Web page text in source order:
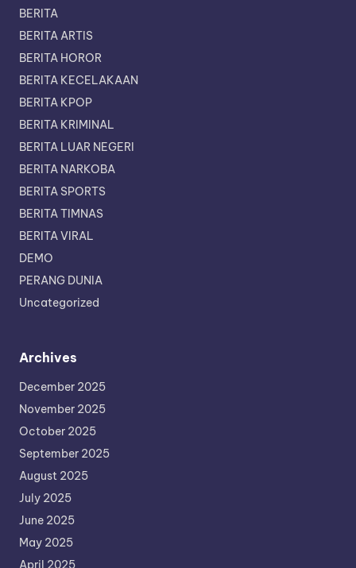
BERITA
BERITA ARTIS
BERITA HOROR
BERITA KECELAKAAN
BERITA KPOP
BERITA KRIMINAL
BERITA LUAR NEGERI
BERITA NARKOBA
BERITA SPORTS
BERITA TIMNAS
BERITA VIRAL
DEMO
PERANG DUNIA
Uncategorized
Archives
December 2025
November 2025
October 2025
September 2025
August 2025
July 2025
June 2025
May 2025
April 2025